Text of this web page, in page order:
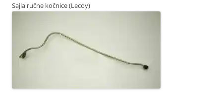
Sajla ručne kočnice (Lecoy)